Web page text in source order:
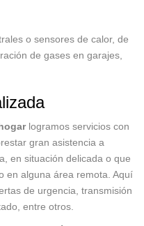
o sensores de calor, de
de gases en garajes,
logramos servicios con
gran asistencia a
en situación delicada o que
en alguna área remota. Aquí
de urgencia, transmisión
entre otros.